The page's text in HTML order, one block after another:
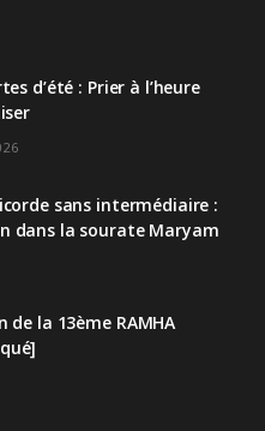
d’été : Prier à l’heure
sans intermédiaire :
dans la sourate Maryam
de la 13ème RAMHA